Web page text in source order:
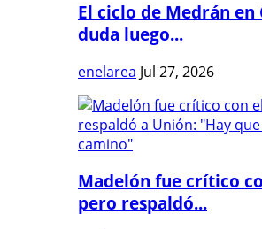
El ciclo de Medrán en
duda luego...
enelarea Jul 27, 2026
Madelón fue crítico
pero respaldó...